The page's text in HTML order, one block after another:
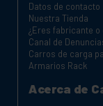
Datos de contacto
Nuestra Tienda
¿Eres fabricante
Canal de
Carros de carga
Armarios Rack
Acerca de